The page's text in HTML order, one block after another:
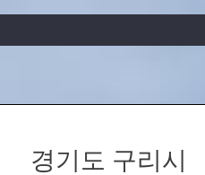
경기도 구리시